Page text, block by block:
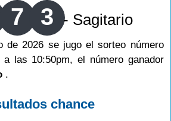
7 3 - Sagitario
de 2026 se jugo el sorteo número
a las 10:50pm, el número ganador
.
chance